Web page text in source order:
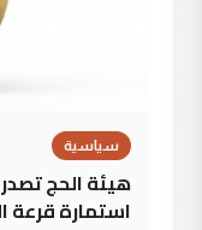
سياسية
هيئة الحج
استمارة قرعة